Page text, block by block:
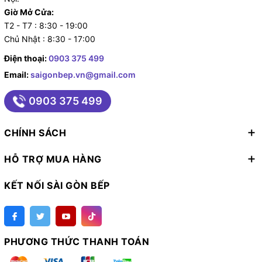
và trách nhiệm sẵn sàng hoàn tiền và đền bù 100 %
nếu là hàng không chính hãng. Đừng chần chờ gì và
hãy liên vệ với chúng tôi để sở hữu sản phẩm với mức
giá ưu đãi và chất lượng nhé.
Giờ Mở Cửa:
T2 - T7 : 8:30 - 19:00
Chủ Nhật : 8:30 - 17:00
Điện thoại:0903 375 499
Email:saigonbep.vn@gmail.com
0903 375 499
CHÍNH SÁCH
HỖ TRỢ MUA HÀNG
KẾT NỐI SÀI GÒN BẾP
PHƯƠNG THỨC THANH TOÁN